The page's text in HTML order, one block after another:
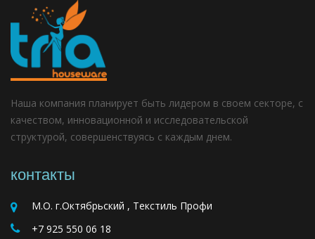
Наша компания планирует быть лидером в своем секторе, с
качеством, инновационной и исследовательской
структурой, совершенствуясь с каждым днем.
контакты
М.О. г.Октябрьский , Текстиль Профи
+7 925 550 06 18